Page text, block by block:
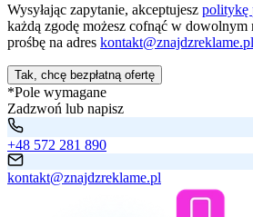
Wysyłając zapytanie, akceptujesz politykę
każdą zgodę możesz cofnąć w dowolnym
prośbę na adres kontakt@znajdzreklame.pl
Tak, chcę bezpłatną ofertę
*Pole wymagane
Zadzwoń lub napisz
+48 572 281 890
kontakt@znajdzreklame.pl